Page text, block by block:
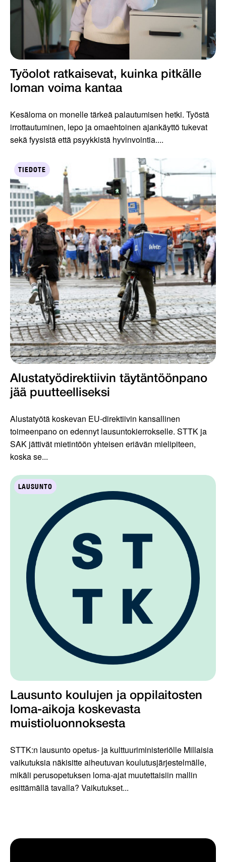
Työolot ratkaisevat, kuinka pitkälle
loman voima kantaa
Kesäloma on monelle tärkeä palautumisen hetki. Työstä
irrottautuminen, lepo ja omaehtoinen ajankäyttö tukevat
sekä fyysistä että psyykkistä hyvinvointia....
TIEDOTE
Alustatyödirektiivin täytäntöönpano
jää puutteelliseksi
Alustatyötä koskevan EU-direktiivin kansallinen
toimeenpano on edennyt lausuntokierrokselle. STTK ja
SAK jättivät mietintöön yhteisen eriävän mielipiteen,
koska se...
LAUSUNTO
Lausunto koulujen ja oppilaitosten
loma-aikoja koskevasta
muistioluonnoksesta
STTK:n lausunto opetus- ja kulttuuriministeriölle Millaisia
vaikutuksia näkisitte aiheutuvan koulutusjärjestelmälle,
mikäli perusopetuksen loma-ajat muutettaisiin mallin
esittämällä tavalla? Vaikutukset...